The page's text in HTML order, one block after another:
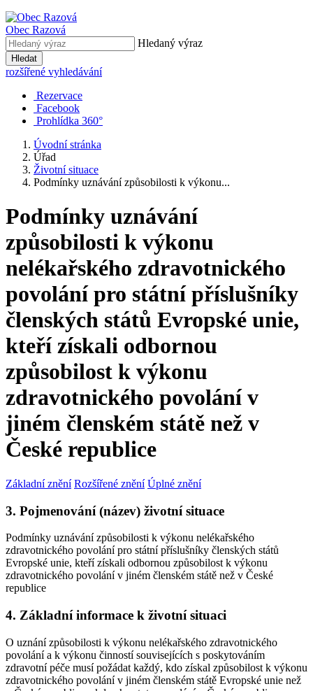
Obec Razová
Hledaný výraz
Hledat
rozšířené vyhledávání
Rezervace
Facebook
Prohlídka 360°
Úvodní stránka
Úřad
Životní situace
Podmínky uznávání způsobilosti k výkonu...
Podmínky uznávání
způsobilosti k výkonu
nelékařského zdravotnického
povolání pro státní příslušníky
členských států Evropské unie,
kteří získali odbornou
způsobilost k výkonu
zdravotnického povolání v
jiném členském státě než v
České republice
Základní znění Rozšířené znění Úplné znění
3. Pojmenování (název) životní situace
Podmínky uznávání způsobilosti k výkonu nelékařského
zdravotnického povolání pro státní příslušníky členských států
Evropské unie, kteří získali odbornou způsobilost k výkonu
zdravotnického povolání v jiném členském státě než v České
republice
4. Základní informace k životní situaci
O uznání způsobilosti k výkonu nelékařského zdravotnického
povolání a k výkonu činností souvisejících s poskytováním
zdravotní péče musí požádat každý, kdo získal způsobilost k výkonu
zdravotnického povolání v jiném členském státě Evropské unie než